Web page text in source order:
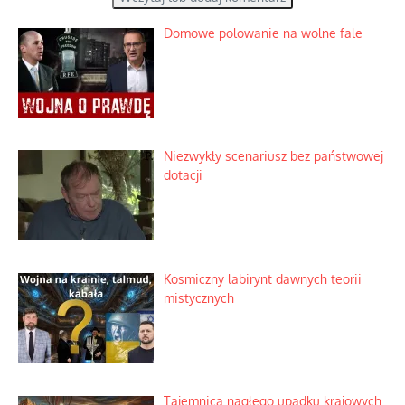
Domowe polowanie na wolne fale
Niezwykły scenariusz bez państwowej
dotacji
Kosmiczny labirynt dawnych teorii
mistycznych
Tajemnica nagłego upadku krajowych